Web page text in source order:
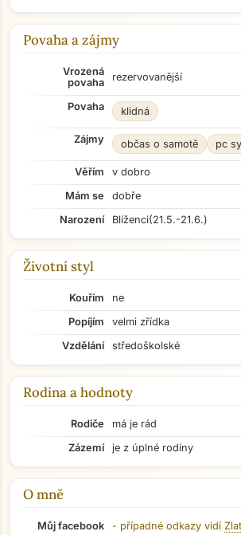
Povaha a zájmy
Vrozená
povaha
rezervovanější
Povaha klidná
Zájmy občas o samotě pc
Věřím
v dobro
Mám se
dobře
Narození
Blíženci(21.5.-21.6.)
Životní styl
Kouřím
ne
Popíjím
velmi zřídka
Vzdělání
středoškolské
Rodina a hodnoty
Rodiče
má je rád
Zázemí
je z úplné rodiny
O mně
Můj facebook - případné odkazy vidí